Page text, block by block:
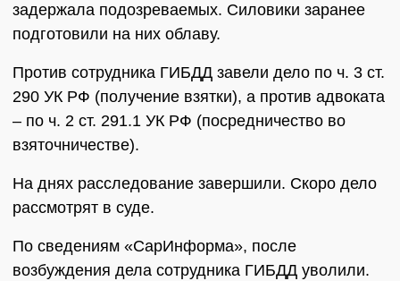
задержала подозреваемых. Силовики заранее
подготовили на них облаву.
Против сотрудника ГИБДД завели дело по ч. 3 ст.
290 УК РФ (получение взятки), а против адвоката
– по ч. 2 ст. 291.1 УК РФ (посредничество во
взяточничестве).
На днях расследование завершили. Скоро дело
рассмотрят в суде.
По сведениям «СарИнформа», после
возбуждения дела сотрудника ГИБДД уволили.